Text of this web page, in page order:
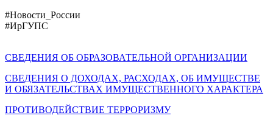
#Новости_России
#ИрГУПС
СВЕДЕНИЯ ОБ ОБРАЗОВАТЕЛЬНОЙ ОРГАНИЗАЦИИ
СВЕДЕНИЯ О ДОХОДАХ, РАСХОДАХ, ОБ ИМУЩЕСТВЕ
И ОБЯЗАТЕЛЬСТВАХ ИМУЩЕСТВЕННОГО ХАРАКТЕРА
ПРОТИВОДЕЙСТВИЕ ТЕРРОРИЗМУ